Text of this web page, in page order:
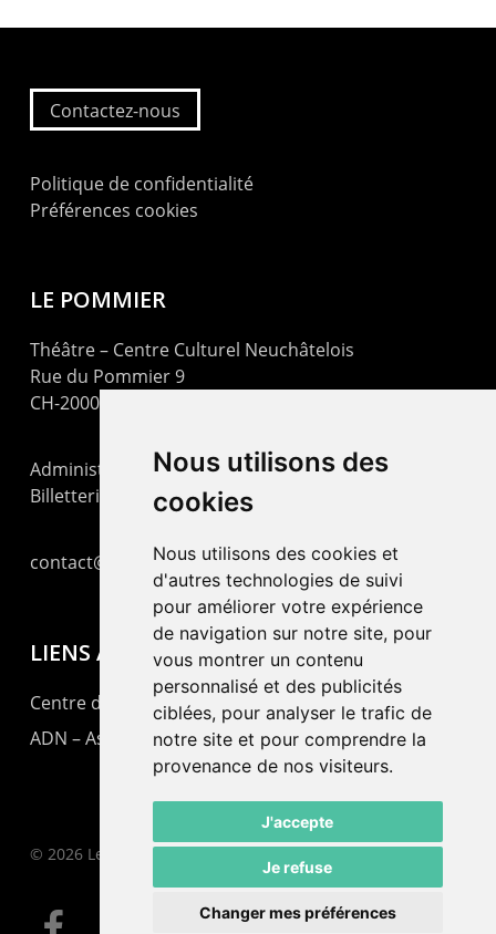
Nous utilisons des
cookies
Nous utilisons des cookies et
d'autres technologies de suivi
pour améliorer votre expérience
de navigation sur notre site, pour
vous montrer un contenu
personnalisé et des publicités
ciblées, pour analyser le trafic de
notre site et pour comprendre la
provenance de nos visiteurs.
J'accepte
Je refuse
Changer mes préférences
Contactez-nous
Politique de confidentialité
Préférences cookies
LE POMMIER
Théâtre – Centre Culturel Neuchâtelois
Rue du Pommier 9
CH-2000 Neuchâtel
Administration : +41 32 725 03 03
Billetterie : +41 32 725 05 05
contact@lepommier.ch
LIENS AMIS
Centre de culture ABC
ADN – Association Danse Neuchâtel
© 2026 Le Pommier.
facebook email